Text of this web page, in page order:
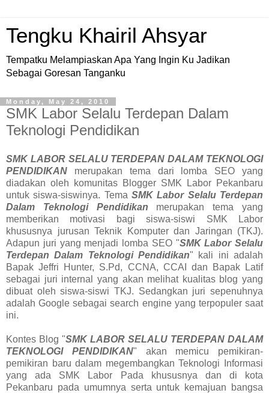
Tengku Khairil Ahsyar
Tempatku Melampiaskan Apa Yang Ingin Ku Jadikan
Sebagai Goresan Tanganku
Monday, May 24, 2010
SMK Labor Selalu Terdepan Dalam
Teknologi Pendidikan
SMK LABOR SELALU TERDEPAN DALAM TEKNOLOGI
PENDIDIKAN merupakan tema dari lomba SEO yang
diadakan oleh komunitas Blogger SMK Labor Pekanbaru
untuk siswa-siswinya. Tema SMK Labor Selalu Terdepan
Dalam Teknologi Pendidikan merupakan tema yang
memberikan motivasi bagi siswa-siswi SMK Labor
khususnya jurusan Teknik Komputer dan Jaringan (TKJ).
Adapun juri yang menjadi lomba SEO "SMK Labor Selalu
Terdepan Dalam Teknologi Pendidikan" kali ini adalah
Bapak Jeffri Hunter, S.Pd, CCNA, CCAI dan Bapak Latif
sebagai juri internal yang akan melihat kualitas blog yang
dibuat oleh siswa-siswi TKJ. Sedangkan juri sepenuhnya
adalah Google sebagai search engine yang terpopuler saat
ini.
Kontes Blog "SMK LABOR SELALU TERDEPAN DALAM
TEKNOLOGI PENDIDIKAN" akan memicu pemikiran-
pemikiran baru dalam megembangkan Teknologi Informasi
yang ada SMK Labor Pada khususnya dan di kota
Pekanbaru pada umumnya serta untuk kemajuan bangsa